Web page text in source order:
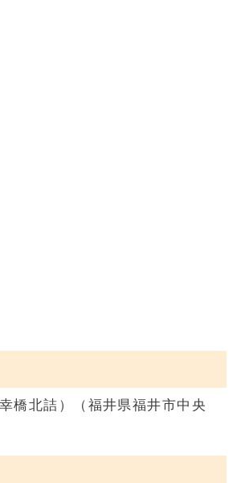
橋北詰）（福井県福井市中央